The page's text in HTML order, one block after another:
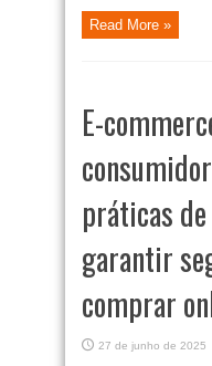
Read More »
E-
práticas
garantir
comprar
27 de junho de 2025